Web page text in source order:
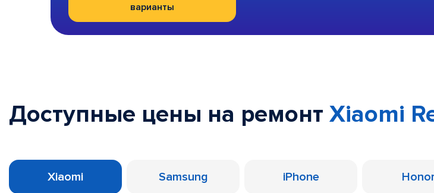
варианты
Доступные цены на ремонт Xiaomi
Xiaomi Samsung iPhone Honor